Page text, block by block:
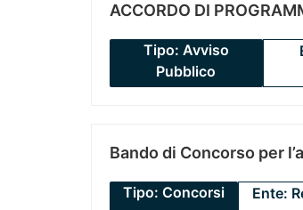
ACCORDO DI
Tipo: Avviso
Pubblico
Bando di Concorso per
Tipo: Concorsi Ente: